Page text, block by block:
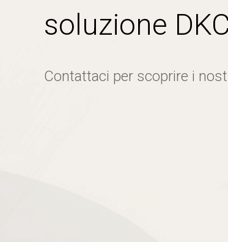
soluzione
Contattaci per scoprire i